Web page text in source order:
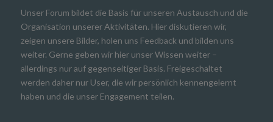
Unser Forum bildet die Basis für unseren Austausch und die
Organisation unserer Aktivitäten. Hier diskutieren wir,
zeigen unsere Bilder, holen uns Feedback und bilden uns
weiter. Gerne geben wir hier unser Wissen weiter –
allerdings nur auf gegenseitiger Basis. Freigeschaltet
werden daher nur User, die wir persönlich kennengelernt
haben und die unser Engagement teilen.